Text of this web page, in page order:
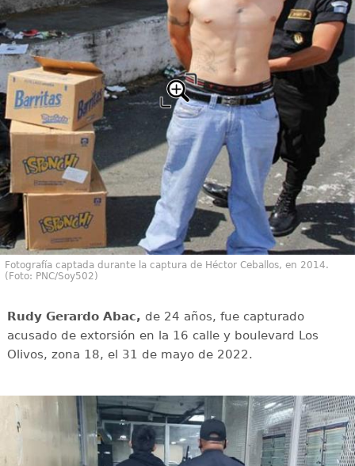
Fotografía captada durante la captura de Héctor Ceballos, en 2014.
(Foto: PNC/Soy502)
Rudy Gerardo Abac, de 24 años, fue capturado
acusado de extorsión en la 16 calle y boulevard Los
Olivos, zona 18, el 31 de mayo de 2022.